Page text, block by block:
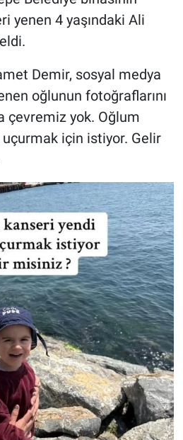
yenen 4 yaşındaki Ali
Demir, sosyal medya
oğlunun fotoğraflarını
çevremiz yok. Oğlum
için istiyor. Gelir